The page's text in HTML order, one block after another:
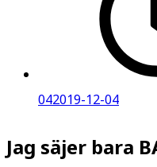
042019-12-04
Jag säjer bara